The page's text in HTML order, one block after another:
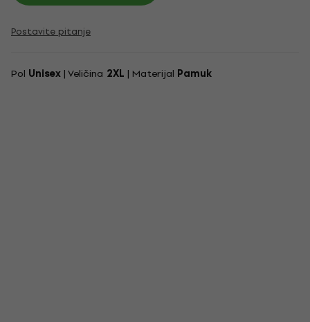
Postavite pitanje
Pol Unisex | Veličina 2XL | Materijal Pamuk